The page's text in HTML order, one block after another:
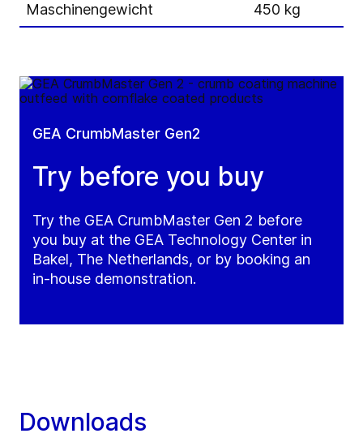
Maschinengewicht
450 kg
GEA CrumbMaster Gen2
Try before you buy
Try the GEA CrumbMaster Gen 2 before
you buy at the GEA Technology Center in
Bakel, The Netherlands, or by booking an
in-house demonstration.
Downloads